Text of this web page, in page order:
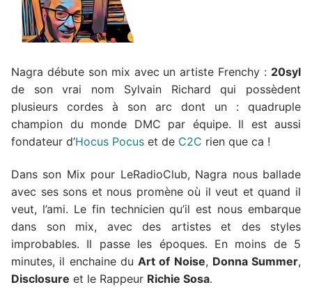
Nagra débute son mix avec un artiste Frenchy : 20syl
de son vrai nom Sylvain Richard qui possèdent
plusieurs cordes à son arc dont un : quadruple
champion du monde DMC par équipe. Il est aussi
fondateur d’Hocus Pocus et de C2C rien que ca !
Dans son Mix pour LeRadioClub, Nagra nous ballade
avec ses sons et nous promène où il veut et quand il
veut, l’ami. Le fin technicien qu’il est nous embarque
dans son mix, avec des artistes et des styles
improbables. Il passe les époques. En moins de 5
minutes, il enchaine du Art of Noise, Donna Summer,
Disclosure et le Rappeur Richie Sosa.